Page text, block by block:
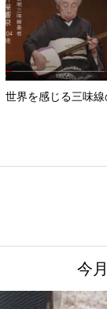
世界を感じる三味線
今